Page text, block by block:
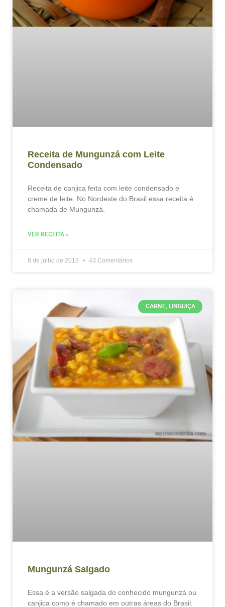
Receita de Mungunzá com Leite
Condensado
Receita de canjica feita com leite condensado e
creme de leite. No Nordeste do Brasil essa receita é
chamada de Mungunzá.
VER RECEITA »
8 de julho de 2013 43 Comentários
CARNE, LINGUIÇA
Mungunzá Salgado
Essa é a versão salgada do conhecido mungunzá ou
canjica como é chamado em outras áreas do Brasil.